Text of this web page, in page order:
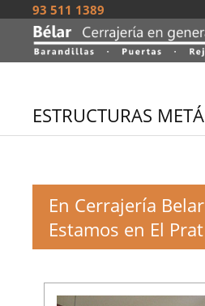
93 511 1389
ESTRUCTURAS
En Cerrajería
Estamos en El